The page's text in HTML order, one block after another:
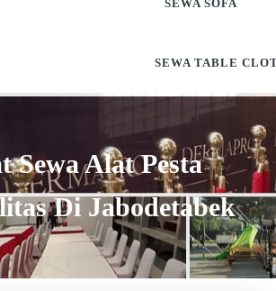
SEWA SOFA
SEWA TABLE
Sewa Alat Pesta
Di Jabodetabek